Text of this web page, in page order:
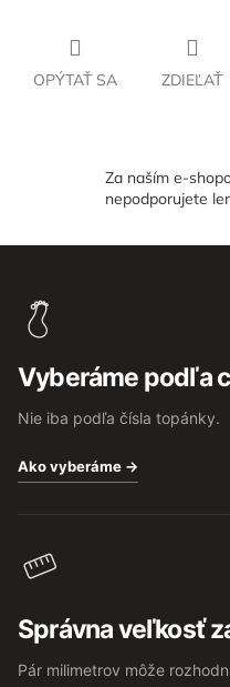
OPÝTAŤ SA ZDIEĽAŤ
Za naším e-
nepodporujete
Vyberáme podľa
Nie iba podľa čísla topánky.
Ako vyberáme →
Správna veľkosť
Pár milimetrov môže